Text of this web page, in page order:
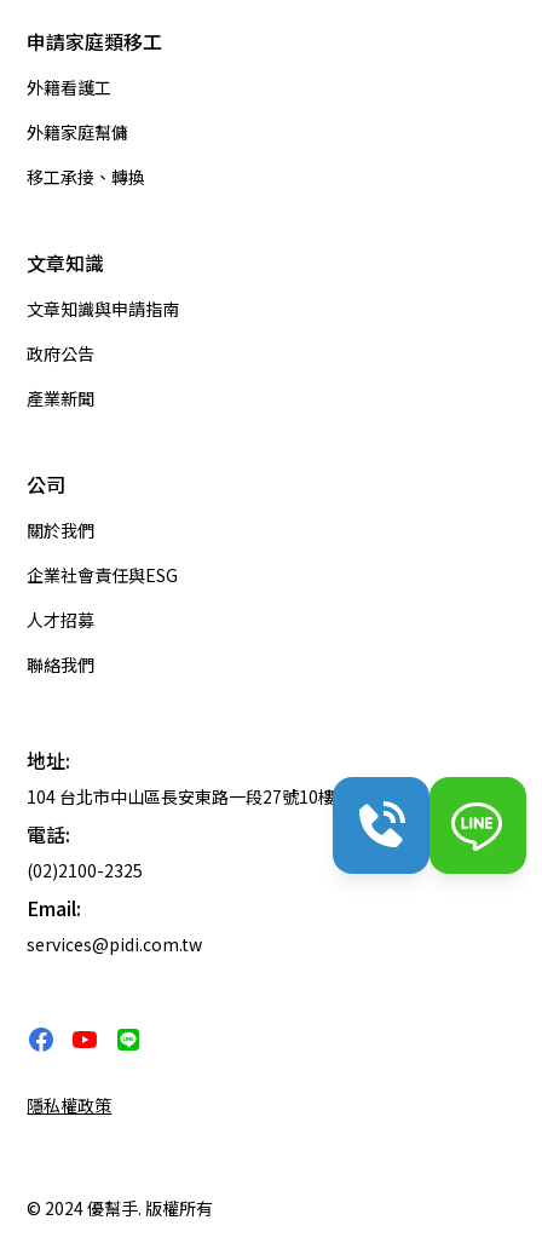
申請家庭類移工
外籍看護工
外籍家庭幫傭
移工承接、轉換
文章知識
文章知識與申請指南
政府公告
產業新聞
公司
關於我們
企業社會責任與ESG
人才招募
聯絡我們
地址:
104 台北市中山區長安東路一段27號10樓
電話:
(02)2100-2325
Email:
services@pidi.com.tw
© 2024 優幫手. 版權所有
隱私權政策